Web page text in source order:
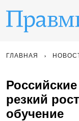
ГЛАВНАЯ
резкий
обучение